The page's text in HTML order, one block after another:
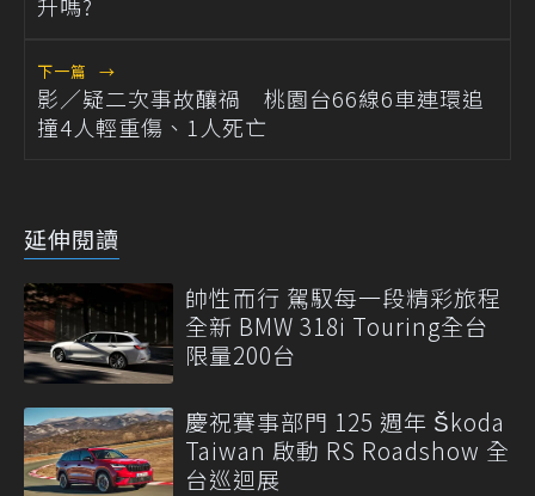
下一篇 →
影／疑二次事故釀禍 桃園台66線6車連環追
撞4人輕重傷、1人死亡
延伸閱讀
帥性而行 駕馭每一段精彩旅程
全新 BMW 318i Touring全台
限量200台
慶祝賽事部門 125 週年 Škoda
Taiwan 啟動 RS Roadshow 全
台巡迴展